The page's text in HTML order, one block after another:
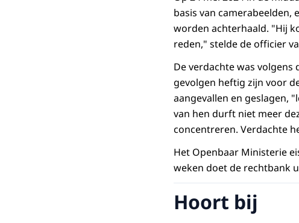
basis van
worden achterhaald. "Hij
reden," stelde de officier
De verdachte was
gevolgen heftig zijn voor
aangevallen en geslagen,
van hen durft niet meer
concentreren. Verdachte
Het Openbaar Ministerie
weken doet de rechtbank
Hoort bij